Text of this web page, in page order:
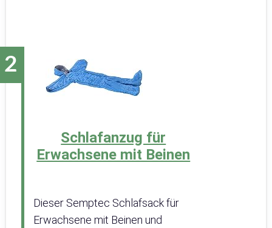
Schlafanzug für
Erwachsene mit Beinen
Dieser Semptec Schlafsack für
Erwachsene mit Beinen und